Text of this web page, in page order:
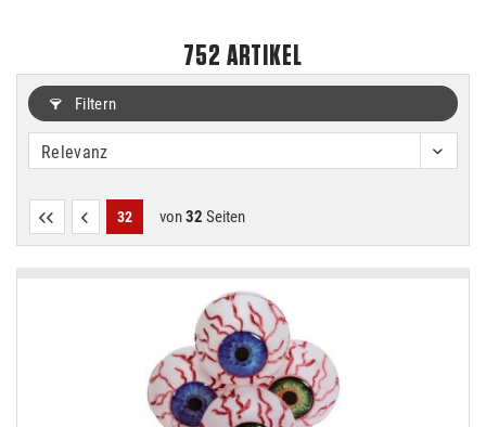
752 ARTIKEL
Filtern
32 von32 Seiten